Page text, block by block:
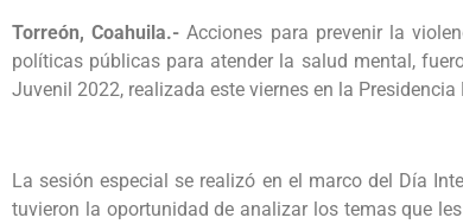
Torreón, Coahuila.- Acciones para prevenir la
políticas públicas para atender la salud mental,
Juvenil 2022, realizada este viernes en la
La sesión especial se realizó en el marco del Día
tuvieron la oportunidad de analizar los temas que